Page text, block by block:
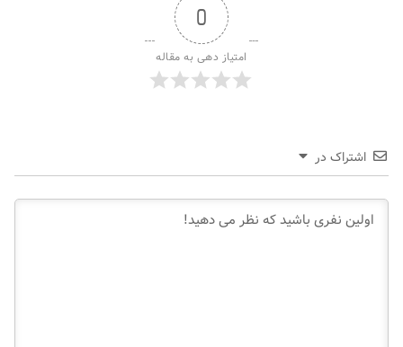
0
امتیاز دهی به مقاله
اشتراک در